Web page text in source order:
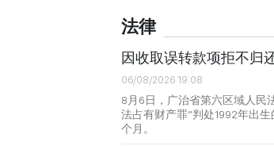
法律
因收取误转款项拒不归
06/08/2026 19:08
8月6日，广治省第六区域人民
法占有财产罪”判处1992年出
个月。